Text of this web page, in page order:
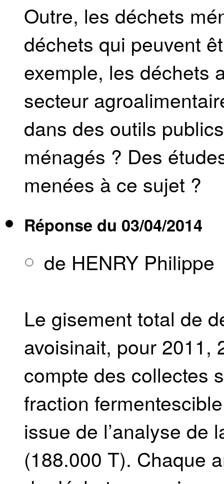
Outre, les déchets
déchets qui peuvent
exemple, les déchets
secteur
dans des outils
ménagés ? Des
menées à ce sujet ?
Réponse du 03/04/2014
de HENRY Philippe
Le gisement total de
avoisinait, pour 2011,
compte des collectes
fraction
issue de l’analyse de
(188.000 T). Chaque